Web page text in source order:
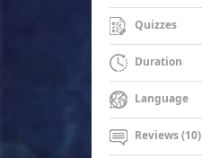
Quizzes
Duration
Language
Reviews (10)